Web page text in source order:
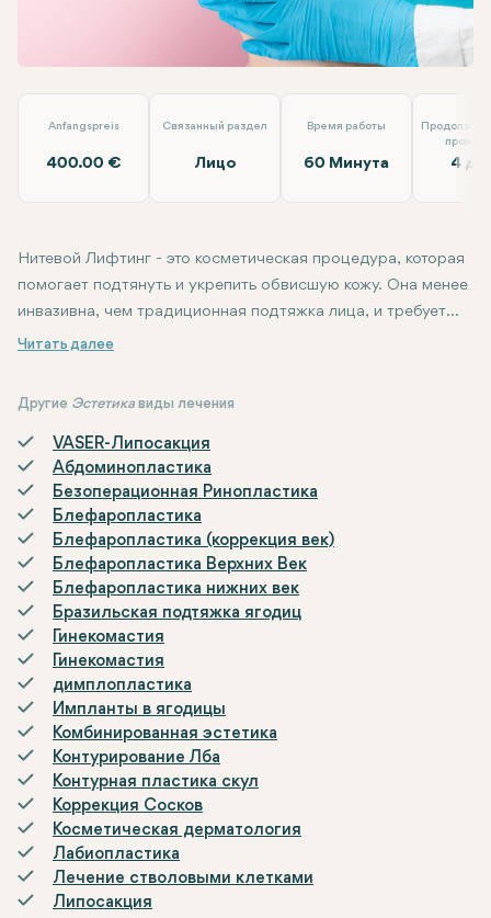
Anfangspreis
400.00 €
Связанный раздел
Лицо
Время работы
60 Минута 4
Нитевой Лифтинг - это косметическая процедура, которая
помогает подтянуть и укрепить обвисшую кожу. Она менее
инвазивна, чем традиционная подтяжка лица, и требует
гораздо меньше времени на восстановление.
Во время процедуры врач вводит под кожу специальные
Лифтинг нитями можно использовать на различных частях
Хотя лифтинг нитями в целом безопасен, он может вызывать
Другие Эстетика виды лечения
VASER-Липосакция
Абдоминопластика
Безоперационная Ринопластика
Блефаропластика
Блефаропластика (коррекция век)
Блефаропластика Верхних Век
Блефаропластика нижних век
Бразильская подтяжка ягодиц
Гинекомастия
Гинекомастия
димплопластика
Импланты в ягодицы
Комбинированная эстетика
Контурирование Лба
Контурная пластика скул
Коррекция Сосков
Косметическая дерматология
Лабиопластика
Лечение стволовыми клетками
Липосакция